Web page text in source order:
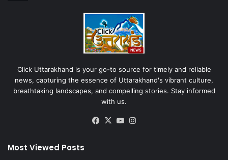
Click Uttarakhand is your go-to source for timely and reliable
news, capturing the essence of Uttarakhand's vibrant culture,
breathtaking landscapes, and compelling stories. Stay informed
with us.
Facebook
X YouTube
Most Viewed Posts